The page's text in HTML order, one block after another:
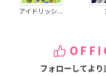
アイドリッシ...
フォローしてより